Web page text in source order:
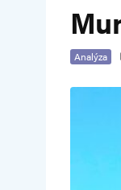
Analýza